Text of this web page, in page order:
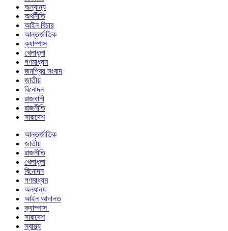
অন্যান্য
অর্থনীতি
আইন বিচার
আন্তর্জাতিক
ক্যাম্পাস
খেলাধুলা
গণমাধ্যম
জনপ্রিয় সংবাদ
জাতীয়
বিনোদন
রাজধানী
রাজনীতি
সারাদেশ
আন্তর্জাতিক
জাতীয়
রাজনীতি
খেলাধুলা
বিনোদন
গণমাধ্যম
অন্যান্য
আইন আদালত
ক্যাম্পাস
সারাদেশ
স্বাস্থ্য